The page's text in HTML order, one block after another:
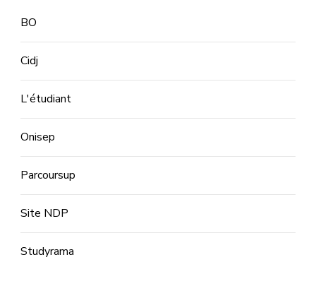
BO
Cidj
L'étudiant
Onisep
Parcoursup
Site NDP
Studyrama